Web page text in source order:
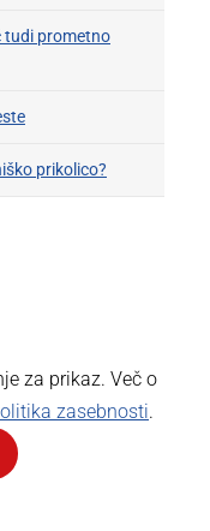
tudi prometno
prikolico?
za prikaz. Več o
zasebnosti.